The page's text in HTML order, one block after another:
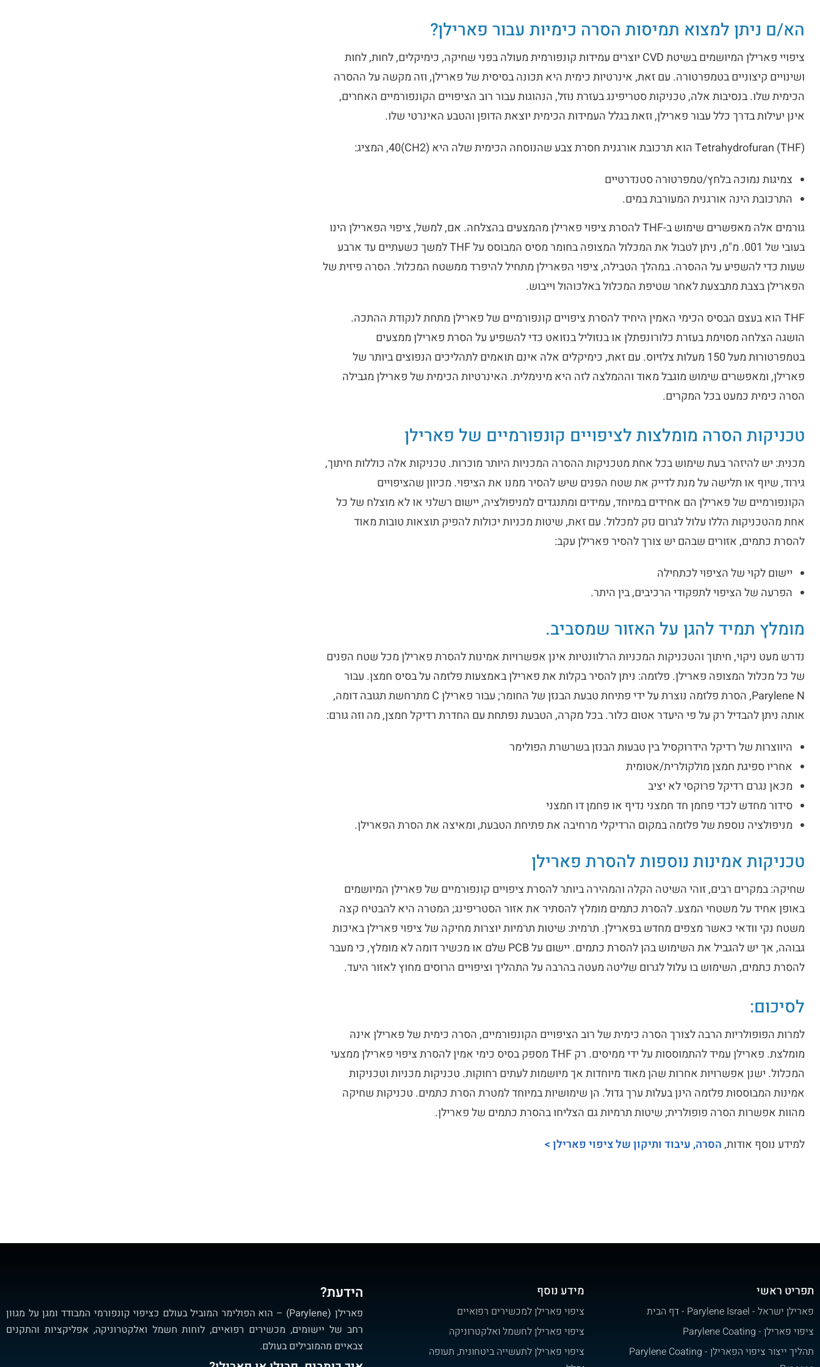
הא/ם ניתן למצוא תמיסות הסרה כימיות עבור פארילן?
ציפויי פארילן המיושמים בשיטת CVD יוצרים עמידות קונפורמית מעולה בפני שחיקה, כימיקלים, לחות, לחות
ושינויים קיצוניים בטמפרטורה. עם זאת, אינרטיות כימית היא תכונה בסיסית של פארילן, וזה מקשה על ההסרה
הכימית שלו. בנסיבות אלה, טכניקות סטריפינג בעזרת נוזל, הנהוגות עבור רוב הציפויים הקונפורמיים האחרים,
אינן יעילות בדרך כלל עבור פארילן, וזאת בגלל העמידות הכימית יוצאת הדופן והטבע האינרטי שלו.
Tetrahydrofuran (THF) הוא תרכובת אורגנית חסרת צבע שהנוסחה הכימית שלה היא (CH2)40, המציג:
צמיגות נמוכה בלחץ/טמפרטורה סטנדרטיים
התרכובת הינה אורגנית המעורבת במים.
גורמים אלה מאפשרים שימוש ב-THF להסרת ציפוי פארילן מהמצעים בהצלחה. אם, למשל, ציפוי הפארילן הינו
בעובי של 001. מ"מ, ניתן לטבול את המכלול המצופה בחומר מסיס המבוסס על THF למשך כשעתיים עד ארבע
שעות כדי להשפיע על ההסרה. במהלך הטבילה, ציפוי הפארילן מתחיל להיפרד ממשטח המכלול. הסרה פיזית של
הפארילן בצבת מתבצעת לאחר שטיפת המכלול באלכוהול וייבוש.
THF הוא בעצם הבסיס הכימי האמין היחיד להסרת ציפויים קונפורמיים של פארילן מתחת לנקודת ההתכה.
הושגה הצלחה מסוימת בעזרת כלורונפתלן או בנזוליל בנזואט כדי להשפיע על הסרת פארילן ממצעים
בטמפרטורות מעל 150 מעלות צלזיוס. עם זאת, כימיקלים אלה אינם תואמים לתהליכים הנפוצים ביותר של
פארילן, ומאפשרים שימוש מוגבל מאוד וההמלצה לזה היא מינימלית. האינרטיות הכימית של פארילן מגבילה
הסרה כימית כמעט בכל המקרים.
טכניקות הסרה מומלצות לציפויים קונפורמיים של פארילן
מכנית: יש להיזהר בעת שימוש בכל אחת מטכניקות ההסרה המכניות היותר מוכרות. טכניקות אלה כוללות חיתוך,
גירוד, שיוף או תלישה על מנת לדייק את שטח הפנים שיש להסיר ממנו את הציפוי. מכיוון שהציפויים
הקונפורמיים של פארילן הם אחידים במיוחד, עמידים ומתנגדים למניפולציה, יישום רשלני או לא מוצלח של כל
אחת מהטכניקות הללו עלול לגרום נזק למכלול. עם זאת, שיטות מכניות יכולות להפיק תוצאות טובות מאוד
להסרת כתמים, אזורים שבהם יש צורך להסיר פארילן עקב:
יישום לקוי של הציפוי לכתחילה
הפרעה של הציפוי לתפקודי הרכיבים, בין היתר.
מומלץ תמיד להגן על האזור שמסביב.
נדרש מעט ניקוי, חיתוך והטכניקות המכניות הרלוונטיות אינן אפשרויות אמינות להסרת פארילן מכל שטח הפנים
של כל מכלול המצופה פארילן. פלזמה: ניתן להסיר בקלות את פארילן באמצעות פלזמה על בסיס חמצן. עבור
Parylene N, הסרת פלזמה נוצרת על ידי פתיחת טבעת הבנזן של החומר; עבור פארילן C מתרחשת תגובה דומה,
אותה ניתן להבדיל רק על פי היעדר אטום כלור. בכל מקרה, הטבעת נפתחת עם החדרת רדיקל חמצן, מה וזה גורם:
היווצרות של רדיקל הידרוקסיל בין טבעות הבנזן בשרשרת הפולימר
אחריו ספיגת חמצן מולקולרית/אטומית
מכאן נגרם רדיקל פרוקסי לא יציב
סידור מחדש לכדי פחמן חד חמצני נדיף או פחמן דו חמצני
מניפולציה נוספת של פלזמה במקום הרדיקלי מרחיבה את פתיחת הטבעת, ומאיצה את הסרת הפארילן.
טכניקות אמינות נוספות להסרת פארילן
שחיקה: במקרים רבים, זוהי השיטה הקלה והמהירה ביותר להסרת ציפויים קונפורמיים של פארילן המיושמים
באופן אחיד על משטחי המצע. להסרת כתמים מומלץ להסתיר את אזור הסטריפינג; המטרה היא להבטיח קצה
משטח נקי וודאי כאשר מצפים מחדש בפארילן. תרמית: שיטות תרמיות יוצרות מחיקה של ציפוי פארילן באיכות
גבוהה, אך יש להגביל את השימוש בהן להסרת כתמים. יישום על PCB שלם או מכשיר דומה לא מומלץ, כי מעבר
להסרת כתמים, השימוש בו עלול לגרום שליטה מעטה בהרבה על התהליך וציפויים הרוסים מחוץ לאזור היעד.
לסיכום:
למרות הפופולריות הרבה לצורך הסרה כימית של רוב הציפויים הקונפורמיים, הסרה כימית של פארילן אינה
מומלצת. פארילן עמיד להתמוססות על ידי ממיסים. רק THF מספק בסיס כימי אמין להסרת ציפוי פארילן ממצעי
המכלול. ישנן אפשרויות אחרות שהן מאוד מיוחדות אך מיושמות לעתים רחוקות. טכניקות מכניות וטכניקות
אמינות המבוססות פלזמה הינן בעלות ערך גדול. הן שימושיות במיוחד למטרת הסרת כתמים. טכניקות שחיקה
מהוות אפשרות הסרה פופולרית; שיטות תרמיות גם הצליחו בהסרת כתמים של פארילן.
למידע נוסף אודות,הסרה, עיבוד ותיקון של ציפוי פארילן >
תפריט ראשי
פארילן ישראל - Parylene Israel - דף הבית
ציפוי פארילן - Parylene Coating
תהליך ייצור ציפוי הפארילן - Parylene Coating
מידע נוסף
ציפוי פארילן למכשירים רפואיים
ציפוי פארילן לחשמל ואלקטרוניקה
ציפוי פארילן לתעשייה ביטחונית, תעופה
הידעת?
פארילן (Parylene) – הוא הפולימר המוביל בעולם כציפוי קונפורמי המבודד ומגן על מגוון
רחב של יישומים, מכשירים רפואיים, לוחות חשמל ואלקטרוניקה, אפליקציות והתקנים
צבאיים מהמובילים בעולם.